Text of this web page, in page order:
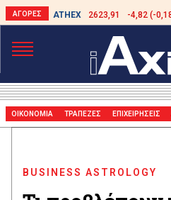
ATHEX 2623,91 -4,82 (-
ΟΙΚΟΝΟΜΙΑ ΤΡΑΠΕΖΕΣ ΕΠΙΧΕΙΡΗΣΕΙΣ
BUSINESS ASTROLOGY